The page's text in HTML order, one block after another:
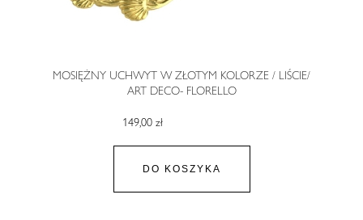
MOSIĘŻNY UCHWYT W ZŁOTYM KOLORZE / LIŚCIE/
ART DECO- FLORELLO
149,00 zł
DO KOSZYKA